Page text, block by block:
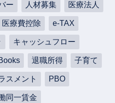
ー 人材募集 医療法人
医療費控除 e-TAX
キャッシュフロー
退職所得 子育て
スメント PBO
同一賃金